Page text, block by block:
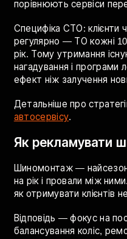
людина вже має
Google Maps для СТО
Рейтинг і кількість
порівнюють сервіси
Специфіка СТО:
регулярно — ТО кожні
рік. Тому утримання
нагадування і
ефект ніж залучення
Детальніше про
автосервісу.
Як